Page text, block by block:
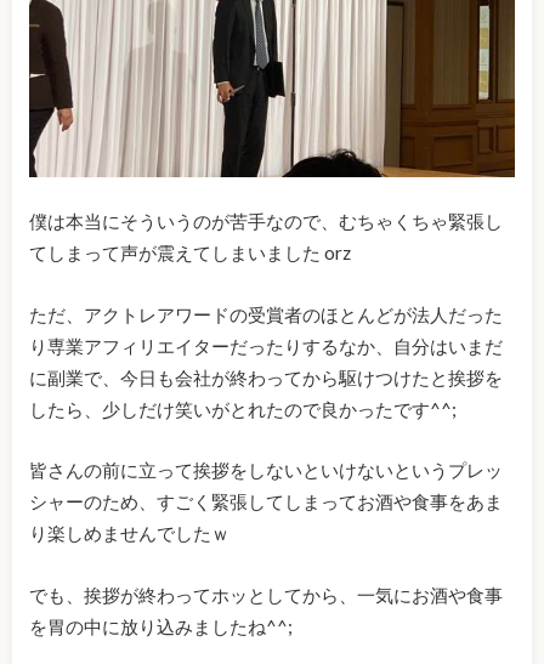
僕は本当にそういうのが苦手なので、むちゃくちゃ緊張し
てしまって声が震えてしまいました orz
ただ、アクトレアワードの受賞者のほとんどが法人だった
り専業アフィリエイターだったりするなか、自分はいまだ
に副業で、今日も会社が終わってから駆けつけたと挨拶を
したら、少しだけ笑いがとれたので良かったです^^;
皆さんの前に立って挨拶をしないといけないというプレッ
シャーのため、すごく緊張してしまってお酒や食事をあま
り楽しめませんでしたｗ
でも、挨拶が終わってホッとしてから、一気にお酒や食事
を胃の中に放り込みましたね^^;